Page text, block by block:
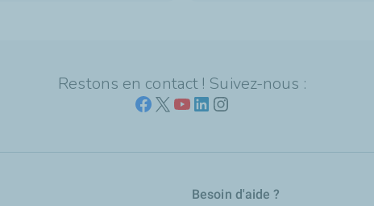
Restons en contact ! Suivez-nous :
Besoin d'aide ?